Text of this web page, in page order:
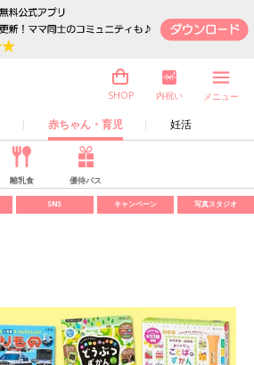
赤ちゃん・育児 妊活
SHOP 内祝い メニュー
離乳食 優待パス
SNS キャンペーン 写真スタジオ